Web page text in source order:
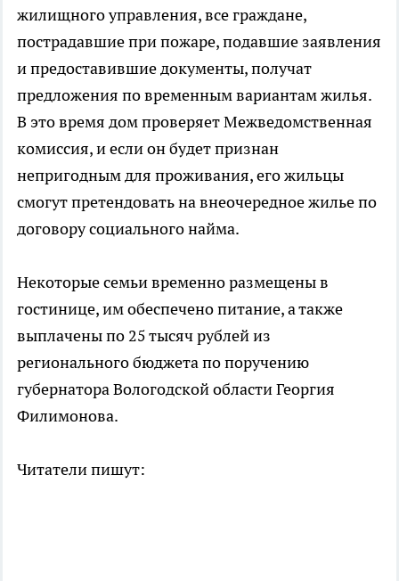
жилищного управления, все граждане,
пострадавшие при пожаре, подавшие заявления
и предоставившие документы, получат
предложения по временным вариантам жилья.
В это время дом проверяет Межведомственная
комиссия, и если он будет признан
непригодным для проживания, его жильцы
смогут претендовать на внеочередное жилье по
договору социального найма.
Некоторые семьи временно размещены в
гостинице, им обеспечено питание, а также
выплачены по 25 тысяч рублей из
регионального бюджета по поручению
губернатора Вологодской области Георгия
Филимонова.
Читатели пишут: